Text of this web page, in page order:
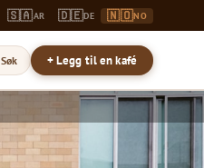
🇸🇦AR 🇩🇪DE 🇳🇴NO
Søk + Legg til en kafé